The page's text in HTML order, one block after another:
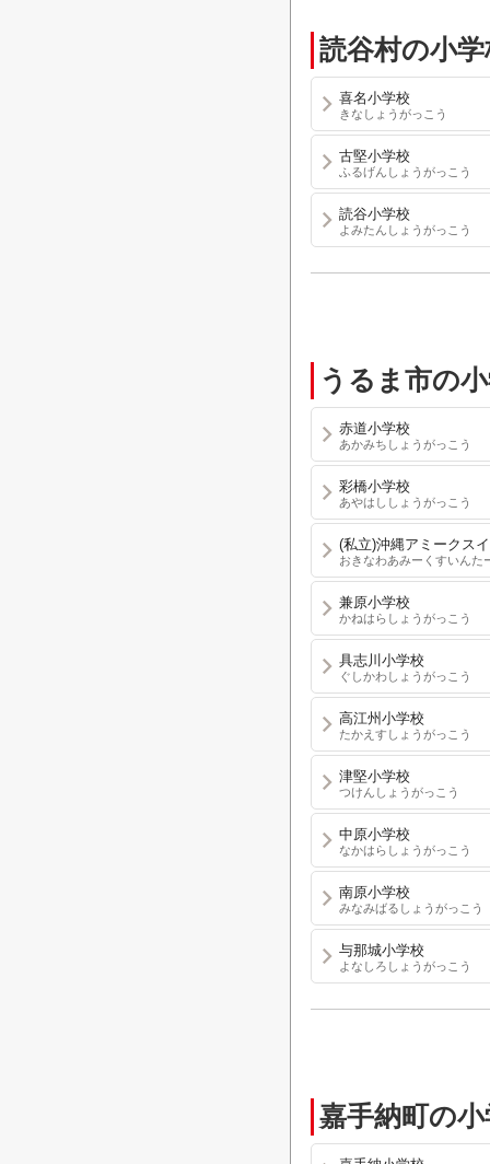
読谷村の小
喜名小学校
きなしょうがっこう
古堅小学校
ふるげんしょうがっこう
読谷小学校
よみたんしょうがっこう
うるま市の
赤道小学校
あかみちしょうがっこう
彩橋小学校
あやはししょうがっこう
(私立)沖縄アミークス
おきなわあみーくすいんた
兼原小学校
かねはらしょうがっこう
具志川小学校
ぐしかわしょうがっこう
高江州小学校
たかえすしょうがっこう
津堅小学校
つけんしょうがっこう
中原小学校
なかはらしょうがっこう
南原小学校
みなみばるしょうがっこう
与那城小学校
よなしろしょうがっこう
嘉手納町の